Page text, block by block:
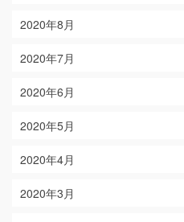
2020年8月
2020年7月
2020年6月
2020年5月
2020年4月
2020年3月